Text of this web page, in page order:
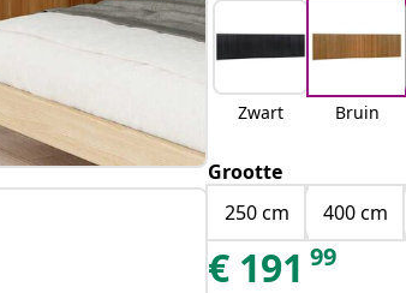
Zwart Bruin
Grootte
250 cm
400 cm
€ 191 99